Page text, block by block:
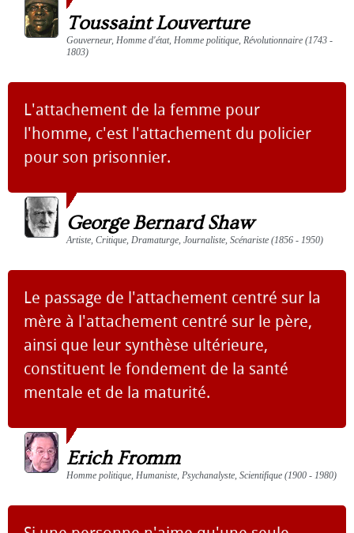
Toussaint Louverture
Gouverneur, Homme d'état, Homme politique, Révolutionnaire (1743 -
1803)
L'attachement de la femme pour
l'homme, c'est l'attachement du policier
pour son prisonnier.
George Bernard Shaw
Artiste, Critique, Dramaturge, Journaliste, Scénariste (1856 - 1950)
Le passage de l'attachement centré sur la
mère à l'attachement centré sur le père,
ainsi que leur synthèse ultérieure,
constituent le fondement de la santé
mentale et de la maturité.
Erich Fromm
Homme politique, Humaniste, Psychanalyste, Scientifique (1900 - 1980)